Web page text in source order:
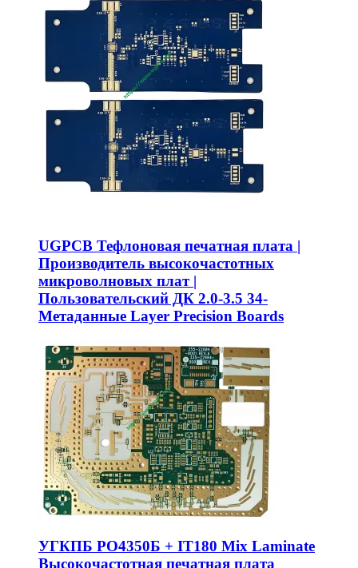
UGPCB Тефлоновая печатная плата |
Производитель высокочастотных
микроволновых плат |
Пользовательский ДК 2.0-3.5 34-
Метаданные Layer Precision Boards
УГКПБ РО4350Б + IT180 Mix Laminate
Высокочастотная печатная плата